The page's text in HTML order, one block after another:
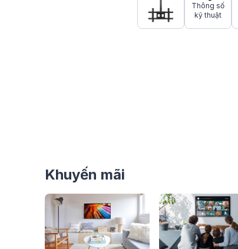
Thông số
kỹ thuật
Khuyến mãi